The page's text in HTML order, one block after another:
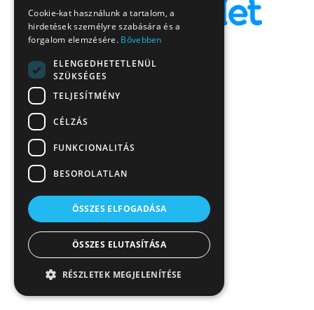
Cookie-kat használunk a tartalom, a
hirdetések személyre szabására és a
forgalom elemzésére. Bővebben
ELENGEDHETETLENÜL
SZÜKSÉGES
TELJESÍTMÉNY
CÉLZÁS
FUNKCIONALITÁS
BESOROLATLAN
ÖSSZES ELFOGADÁSA
ÖSSZES ELUTASÍTÁSA
RÉSZLETEK MEGJELENÍTÉSE